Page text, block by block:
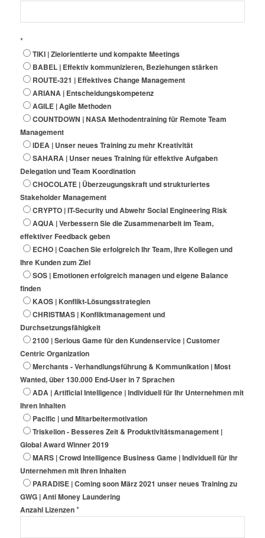
*
TIKI | Zielorientierte und kompakte Meetings
BABEL | Effektiv kommunizieren, Beziehungen stärken
ROUTE-321 | Effektives Change Management
ARIANA | Entscheidungskompetenz
AGILE | Agile Methoden
COUNTDOWN | NASA Methodentraining für Remote Team
Management
IDEA | Unser neues Training zu mehr Kreativität
SAHARA | Unser neues Training für effektive Aufgaben
Delegation und Team Koordination
CHOCOLATE | Überzeugungskraft und strukturiertes
Stakeholder Management
CRYPTO | IT-Security und Abwehr Social Engineering Risk
AQUA | Verbessern Sie die Zusammenarbeit im Team,
effektiver Feedback geben
ECHO | Coachen Sie erfolgreich Ihr Team, Ihre Kollegen und
Ihre Kunden zum Ziel
SOS | Emotionen erfolgreich managen und eigene Balance
finden
KAOS | Konflikt-Lösungsstrategien
CHRISTMAS | Konfliktmanagement und
Durchsetzungsfähigkeit
2100 | Serious Game für den Kundenservice | Customer
Centric Organization
Merchants - Verhandlungsführung & Kommunikation | Most
Wanted, über 130.000 End-User in 7 Sprachen
ADA | Artificial Intelligence | Individuell für Ihr Unternehmen mit
Ihren Inhalten
Pacific | und Mitarbeitermotivation
Triskelion - Besseres Zeit & Produktivitätsmanagement |
Global Award Winner 2019
MARS | Crowd Intelligence Business Game | Individuell für Ihr
Unternehmen mit Ihren Inhalten
PARADISE | Coming soon März 2021 unser neues Training zu
GWG | Anti Money Laundering
Anzahl Lizenzen*